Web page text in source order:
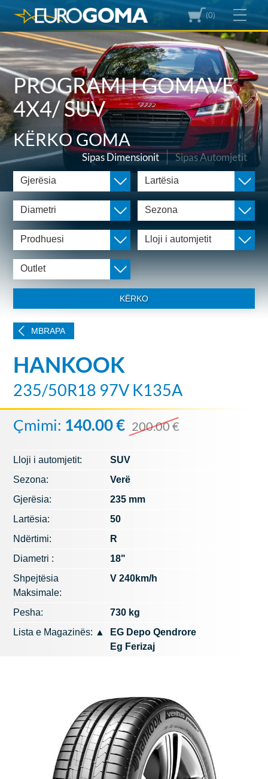
(0)
PROGRAMI I GOMAVE
4X4/ SUV
KËRKO GOMA
Sipas Dimensionit Sipas Automjetit
Gjerësia Lartësia
Diametri Sezona
Prodhuesi Lloji i automjetit
Outlet
KËRKO
MBRAPA
HANKOOK
235/50R18 97V K135A
Çmimi: 140.00 € 200.00 €
Lloji i automjetit:
SUV
Sezona:
Verë
Gjerësia:
235 mm
Lartësia:
50
Ndërtimi:
R
Diametri :
18"
Shpejtësia
Maksimale:
V 240km/h
Pesha:
730 kg
Lista e Magazinës: ▲
EG Depo Qendrore
Eg Ferizaj